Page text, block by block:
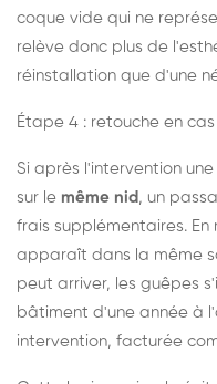
coque vide qui ne
relève donc plus de
réinstallation que d'une
Étape 4 : retouche en
Si après l'intervention
sur le même nid , un
frais supplémentaires. En
apparaît dans la même
peut arriver, les guêpes
bâtiment d'une année à
intervention, facturée